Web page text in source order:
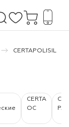
CERTAPOLISIL
CERTA
ОС